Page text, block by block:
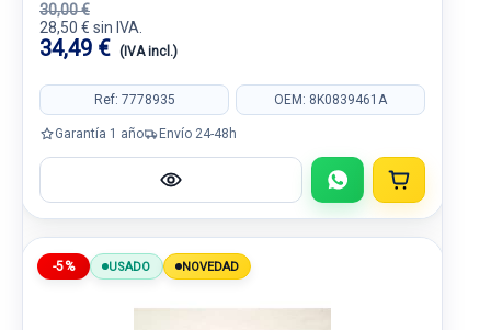
30,00 €
28,50 € sin IVA.
34,49 € (IVA incl.)
Ref: 7778935 OEM: 8K0839461A
Garantía 1 año Envío 24-48h
-5% USADO NOVEDAD